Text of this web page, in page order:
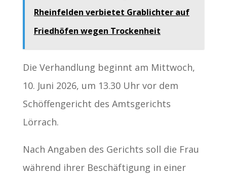
Rheinfelden verbietet Grablichter auf
Friedhöfen wegen Trockenheit
Die Verhandlung beginnt am Mittwoch,
10. Juni 2026, um 13.30 Uhr vor dem
Schöffengericht des Amtsgerichts
Lörrach.
Nach Angaben des Gerichts soll die Frau
während ihrer Beschäftigung in einer